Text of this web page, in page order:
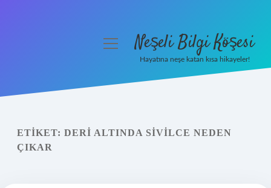
Yasal Uyarı
menüyüNeşeli Bilgi Köşesi
Hayatına neşe katan kısa hikayeler!
ETIKET: DERI ALTINDA SIVILCE NEDEN
ÇIKAR